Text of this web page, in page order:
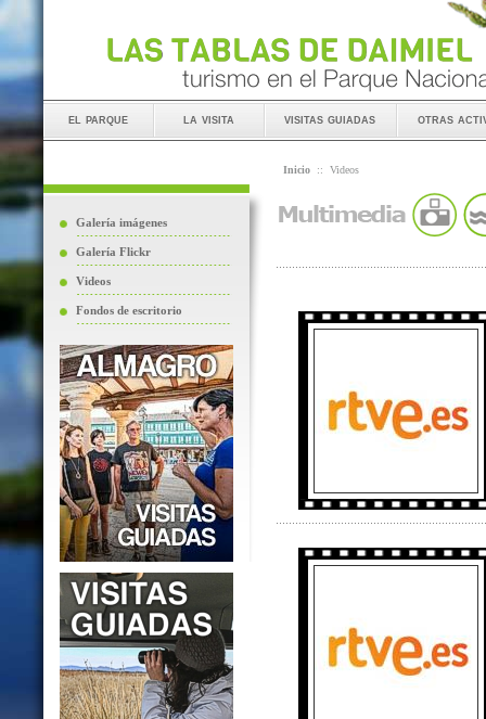
el parque la visita visitas guiadas otras
Galería imágenes
Galería Flickr
Videos
Fondos de escritorio
Inicio :: Videos